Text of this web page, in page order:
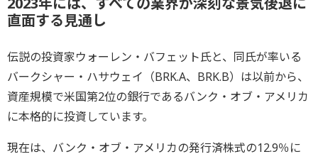
直面する見通し
伝説の投資家ウォーレン・バフェット氏と、同氏が率いる
バークシャー・ハサウェイ（BRK.A、BRK.B）は以前から、
資産規模で米国第2位の銀行であるバンク・オブ・アメリカ
に本格的に投資しています。
現在は、バンク・オブ・アメリカの発行済株式の12.9％に